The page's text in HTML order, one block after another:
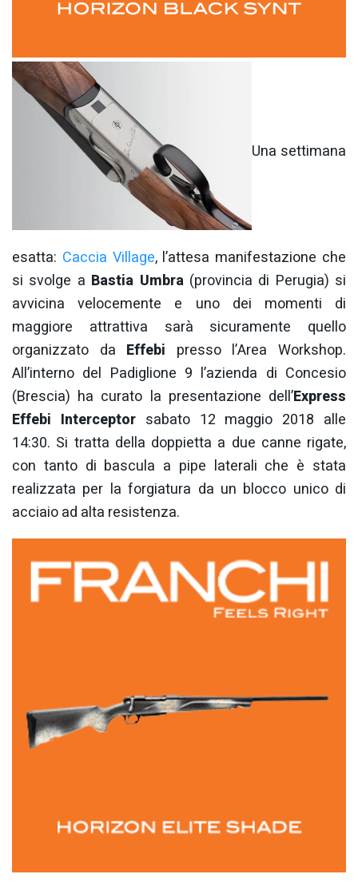
Una settimana
esatta: Caccia Village, l’attesa manifestazione che
si svolge a Bastia Umbra(provincia di Perugia) si
avvicina velocemente e uno dei momenti di
maggiore attrattiva sarà sicuramente quello
organizzato da Effebi presso l’Area Workshop.
All’interno del Padiglione 9 l’azienda di Concesio
(Brescia) ha curato la presentazione dell’Express
Effebi Interceptorsabato 12 maggio 2018 alle
14:30. Si tratta della doppietta a due canne rigate,
con tanto di bascula a pipe laterali che è stata
realizzata per la forgiatura da un blocco unico di
acciaio ad alta resistenza.